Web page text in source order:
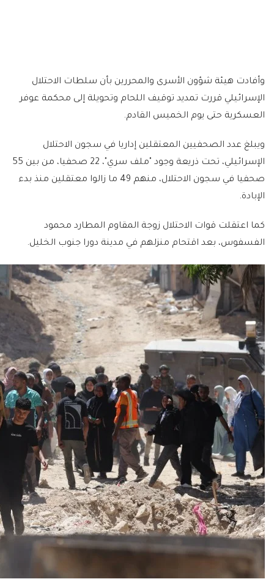
وأفادت هيئة شؤون الأسرى والمحررين بأن سلطات الاحتلال
الإسرائيلي قررت تمديد توقيف اللحام وتحويلة إلى محكمة عوفر
العسكرية حتى يوم الخميس القادم.
ويبلغ عدد الصحفيين المعتقلين إداريا في سجون الاحتلال
الإسرائيلي، تحت ذريعة وجود "ملف سري"، 22 صحفيا، من بين 55
صحفيا في سجون الاحتلال، منهم 49 ما زالوا معتقلين منذ بدء
الإبادة.
كما اعتقلت قوات الاحتلال زوجة المقاوم المطارد محمود
الفسفوس، بعد اقتحام منزلهم في مدينة دورا جنوب الخليل.